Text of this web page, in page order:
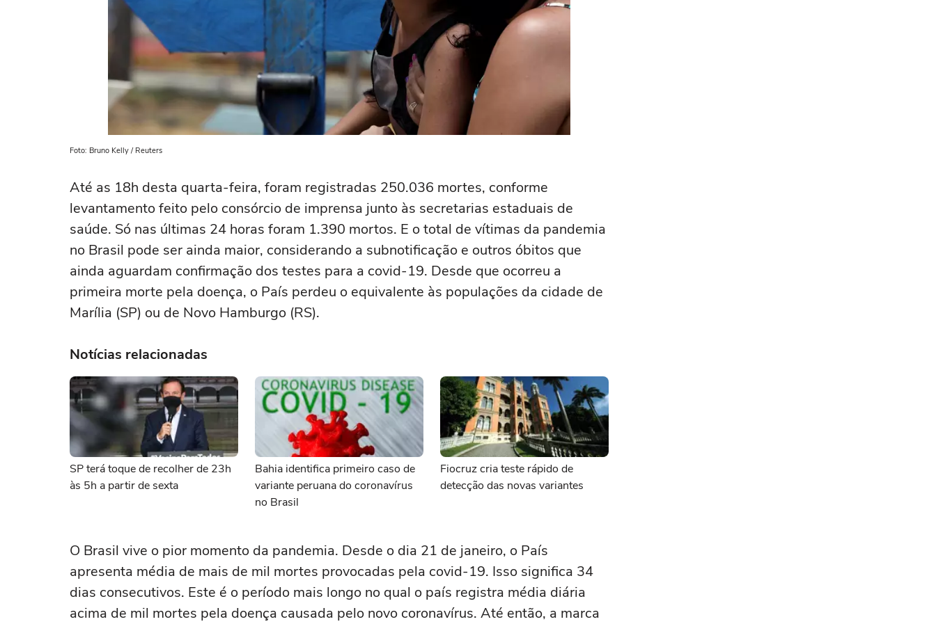
Foto: Bruno Kelly / Reuters
Até as 18h desta quarta-feira, foram registradas 250.036 mortes, conforme
levantamento feito pelo consórcio de imprensa junto às secretarias estaduais de
saúde. Só nas últimas 24 horas foram 1.390 mortos. E o total de vítimas da pandemia
no Brasil pode ser ainda maior, considerando a subnotificação e outros óbitos que
ainda aguardam confirmação dos testes para a covid-19. Desde que ocorreu a
primeira morte pela doença, o País perdeu o equivalente às populações da cidade de
Marília (SP) ou de Novo Hamburgo (RS).
Notícias relacionadas
SP terá toque de recolher de 23h
às 5h a partir de sexta
Bahia identifica primeiro caso de
variante peruana do coronavírus
no Brasil
Fiocruz cria teste rápido de
detecção das novas variantes
O Brasil vive o pior momento da pandemia. Desde o dia 21 de janeiro, o País
apresenta média de mais de mil mortes provocadas pela covid-19. Isso significa 34
dias consecutivos. Este é o período mais longo no qual o país registra média diária
acima de mil mortes pela doença causada pelo novo coronavírus. Até então, a marca